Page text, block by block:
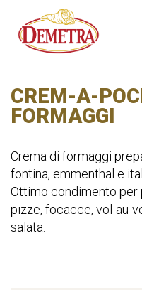
CREM-A-
FORMAGGI
Crema di formaggi
fontina, emmenthal e
Ottimo condimento per
pizze, focacce, vol-au-
salata.